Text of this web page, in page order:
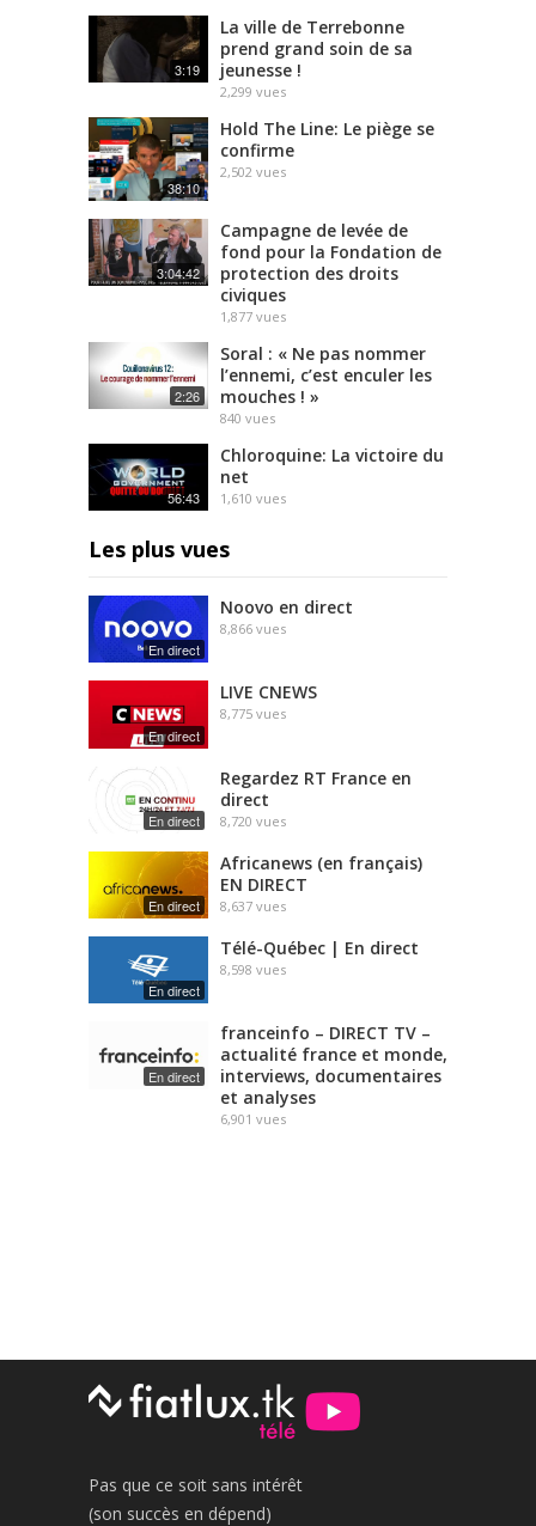
3:19
La ville de Terrebonne
prend grand soin de sa
jeunesse !
2,299 vues
38:10
Hold The Line: Le piège se
confirme
2,502 vues
3:04:42
Campagne de levée de
fond pour la Fondation de
protection des droits
civiques
1,877 vues
2:26
Soral : « Ne pas nommer
l’ennemi, c’est enculer les
mouches ! »
840 vues
56:43
Chloroquine: La victoire du
net
1,610 vues
Les plus vues
En direct
Noovo en direct
8,866 vues
En direct
LIVE CNEWS
8,775 vues
En direct
Regardez RT France en
direct
8,720 vues
En direct
Africanews (en français)
EN DIRECT
8,637 vues
En direct
Télé-Québec | En direct
8,598 vues
En direct
franceinfo – DIRECT TV –
actualité france et monde,
interviews, documentaires
et analyses
6,901 vues
Pas que ce soit sans intérêt
(son succès en dépend)